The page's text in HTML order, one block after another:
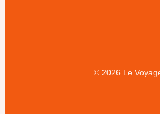
© 2026 Le